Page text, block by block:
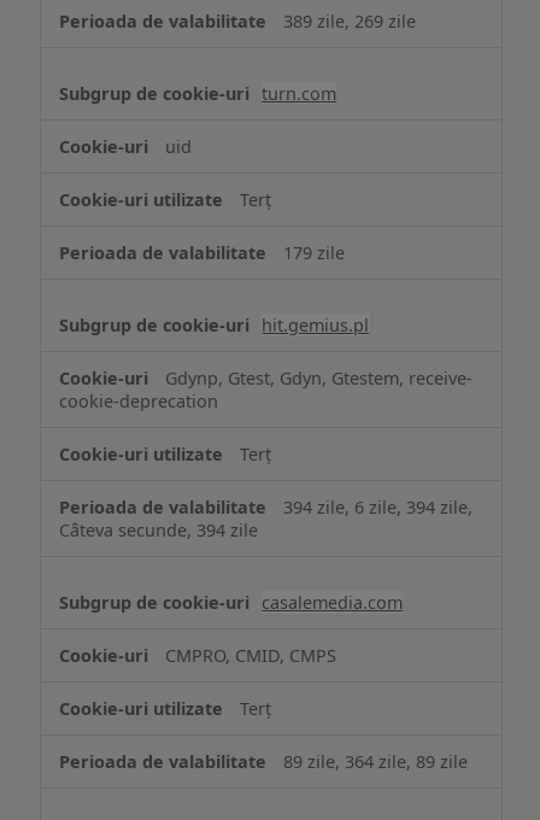
389 zile, 269 zile
turn.com
uid
Terț
179 zile
hit.gemius.pl
Gdynp, Gtest, Gdyn, Gtestem, receive-
cookie-deprecation
Terț
394 zile, 6 zile, 394 zile,
Câteva secunde, 394 zile
casalemedia.com
CMPRO, CMID, CMPS
Terț
89 zile, 364 zile, 89 zile